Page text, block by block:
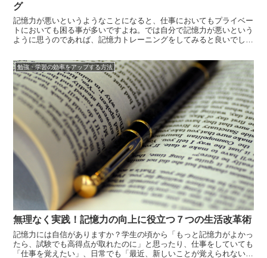
グ
記憶力が悪いというようなことになると、仕事においてもプライベー
トにおいても困る事が多いですよね。では自分で記憶力が悪いという
ように思うのであれば、記憶力トレーニングをしてみると良いでしょ
す。記憶力に対して、諦めていた人もいるかもしれませんが、実は簡
単なトレーニ...
勉強・学習の効率をアップする方法
無理なく実践！記憶力の向上に役立つ７つの生活改革術
記憶力には自信がありますか？学生の頃から「もっと記憶力がよかっ
たら、試験でも高得点が取れたのに」と思ったり、仕事をしていても
「仕事を覚えたい」、日常でも「最近、新しいことが覚えられない」